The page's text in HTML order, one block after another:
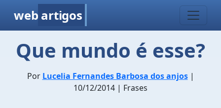
web artigos
Que mundo é esse?
Por Lucelia Fernandes Barbosa dos anjos|
10/12/2014 | Frases